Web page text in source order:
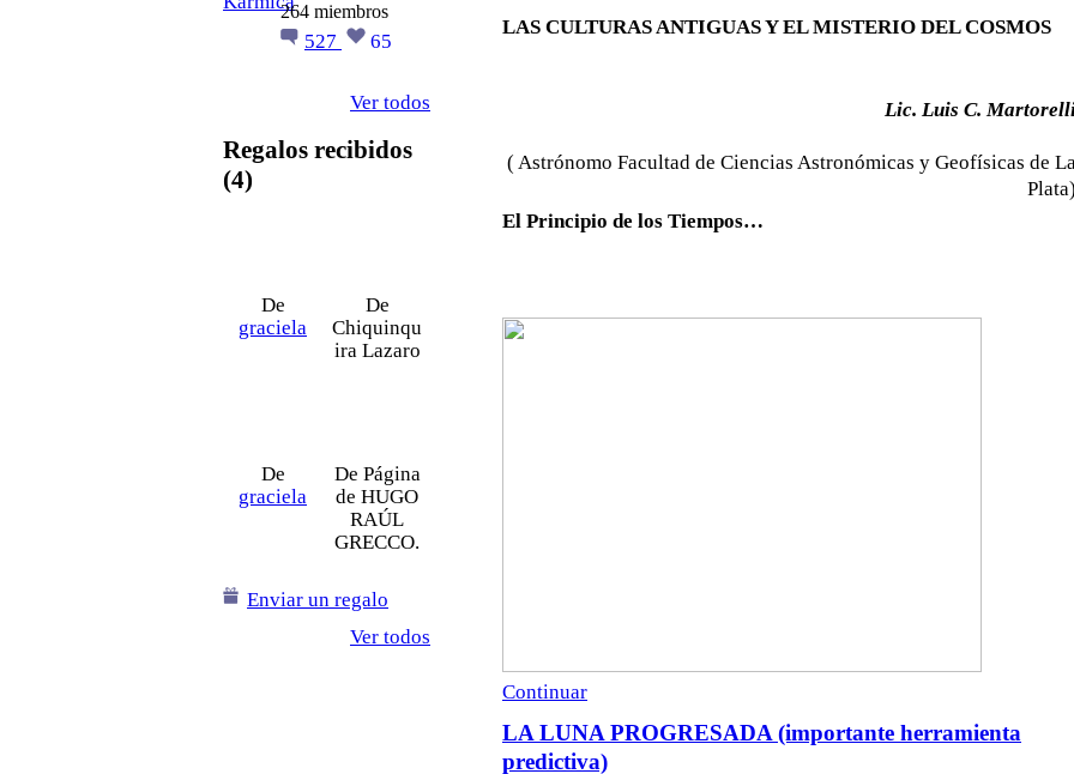
264 miembros
527 65
Ver todos
Regalos recibidos
(4)
De
graciela
De
Chiquinqu
ira Lazaro
De
graciela
De Página
de HUGO
RAÚL
GRECCO.
Enviar un regalo
Ver todos
LAS CULTURAS ANTIGUAS Y EL MISTERIO DEL COSMOS
Lic. Luis C.
( Astrónomo Facultad de Ciencias Astronómicas y Geofísicas de
El Principio de los Tiempos…
Continuar
LA LUNA PROGRESADA (importante herramienta
predictiva)